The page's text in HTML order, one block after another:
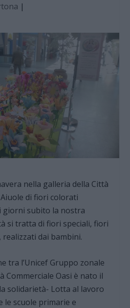
|
nella galleria della Città
di fiori colorati
giorni subito la nostra
si tratta di fiori speciali, fiori
dai bambini.
tra l’Unicef Gruppo zonale
Commerciale Oasi è nato il
solidarietà- Lotta al lavoro
le scuole primarie e